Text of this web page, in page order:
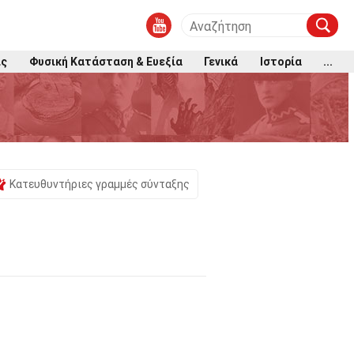
Φυσική Κατάσταση & Ευεξία Γενικά Ιστορία ...
Κατευθυντήριες γραμμές σύνταξης